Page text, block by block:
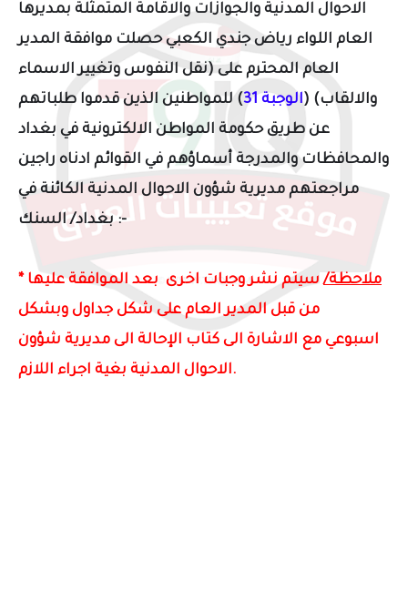
الاحوال المدنية والجوازات والاقامة المتمثلة بمديرها
العام اللواء رياض جندي الكعبي حصلت موافقة المدير
العام المحترم على (نقل النفوس وتغيير الاسماء
والالقاب) (الوجبة 31
) للمواطنين الذين قدموا طلباتهم
عن طريقحكومة المواطن الالكترونية في بغداد
والمحافظات والمدرجة أسماؤهم في القوائم ادناه راجين
مراجعتهم مديرية شؤون الاحوال المدنية الكائنة في
بغداد/ السنك:-
* ملاحظة/ سيتم نشر وجبات اخرى بعد الموافقة عليها
من قبل المدير العام على شكل جداول وبشكل
اسبوعي مع الاشارة الى كتاب الإحالة الى مديرية شؤون
الاحوال المدنية بغية اجراء اللازم.